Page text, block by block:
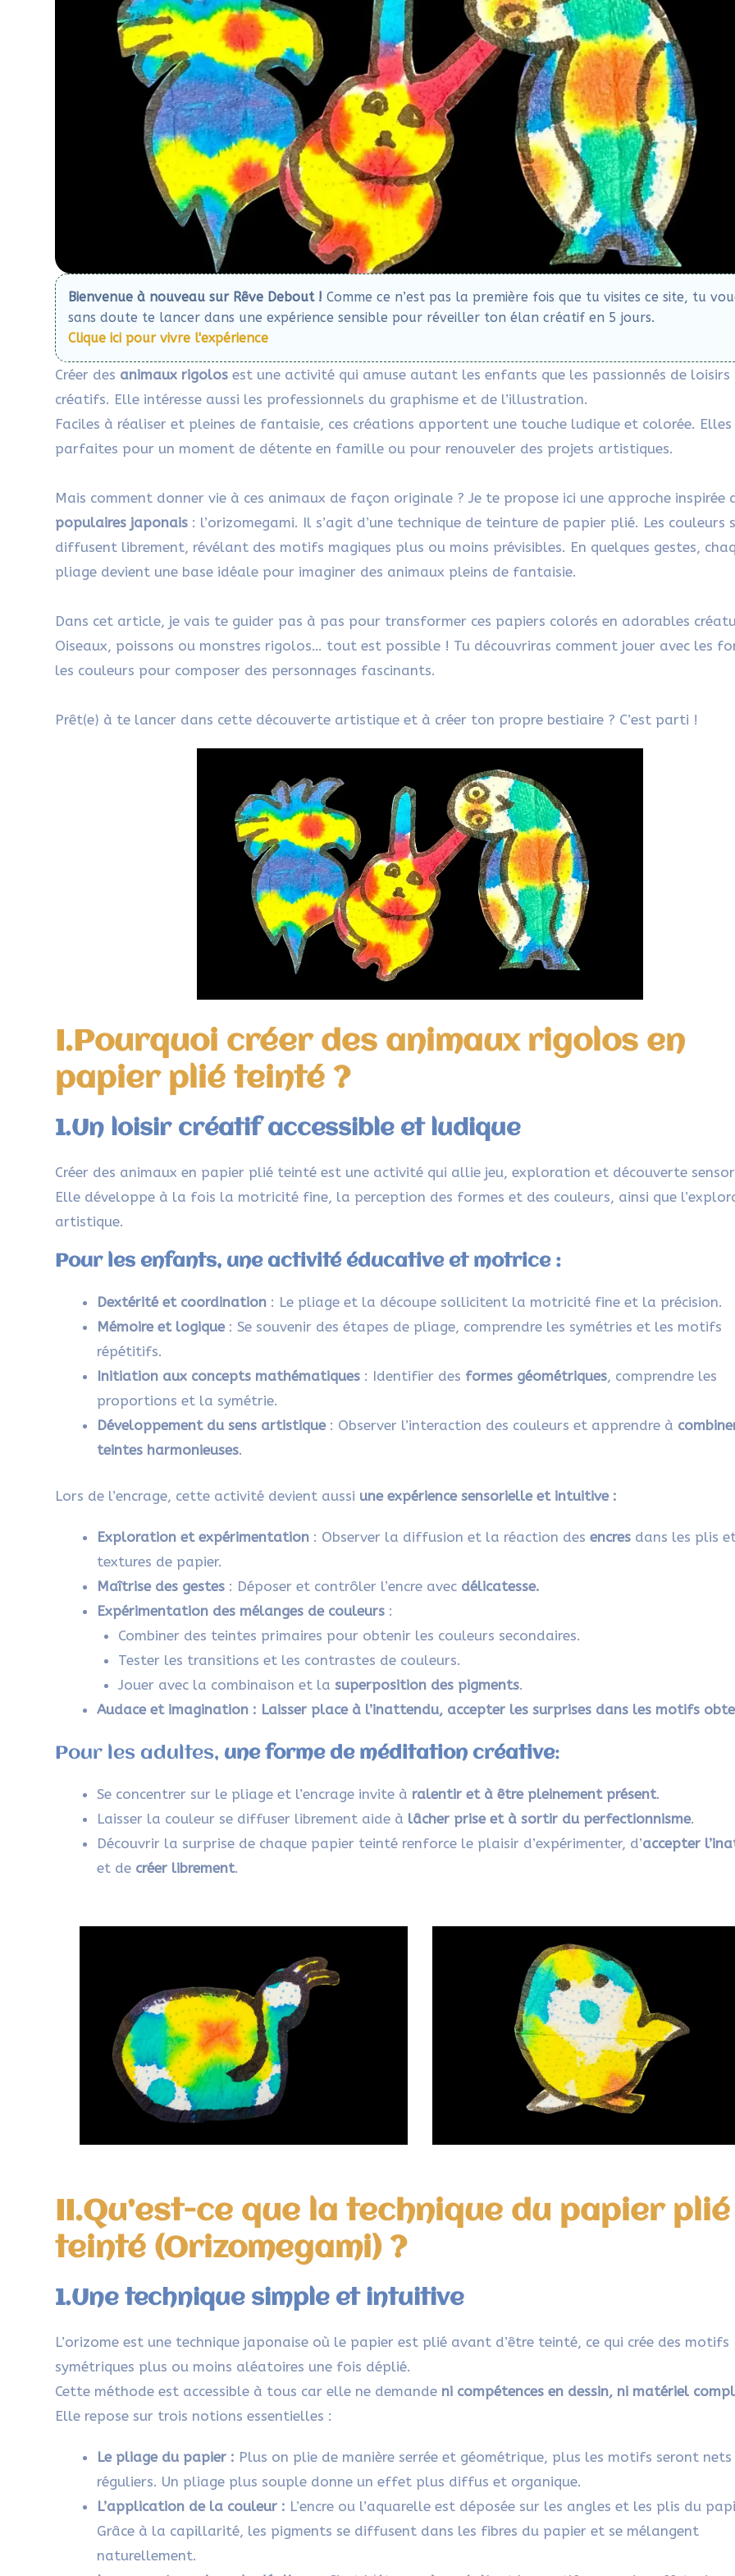
Bienvenue à nouveau sur Rêve Debout ! Comme ce n’est pas la première fois que tu visites ce site, tu
sans doute te lancer dans une expérience sensible pour réveiller ton élan créatif en 5 jours.
Clique ici pour vivre l'expérience
Créer des animaux rigolos est une activité qui amuse autant les enfants que les passionnés de loisirs
créatifs. Elle intéresse aussi les professionnels du graphisme et de l’illustration.
Faciles à réaliser et pleines de fantaisie, ces créations apportent une touche ludique et colorée.
parfaites pour un moment de détente en famille ou pour renouveler des projets artistiques.
Mais comment donner vie à ces animaux de façon originale ? Je te propose ici une approche inspirée
populaires japonais : l’orizomegami. Il s’agit d’une technique de teinture de papier plié. Les couleurs
diffusent librement, révélant des motifs magiques plus ou moins prévisibles. En quelques gestes,
pliage devient une base idéale pour imaginer des animaux pleins de fantaisie.
Dans cet article, je vais te guider pas à pas pour transformer ces papiers colorés en adorables
Oiseaux, poissons ou monstres rigolos… tout est possible ! Tu découvriras comment jouer avec les
les couleurs pour composer des personnages fascinants.
Prêt(e) à te lancer dans cette découverte artistique et à créer ton propre bestiaire ? C’est parti !
I.Pourquoi créer des animaux rigolos en
papier plié teinté ?
1.Un loisir créatif accessible et ludique
Créer des animaux en papier plié teinté est une activité qui allie jeu, exploration et découverte
Elle développe à la fois la motricité fine, la perception des formes et des couleurs, ainsi que
artistique.
Pour les enfants, une activité éducative et motrice :
Dextérité et coordination : Le pliage et la découpe sollicitent la motricité fine et la précision.
Mémoire et logique: Se souvenir des étapes de pliage, comprendre les symétries et les motifs
répétitifs.
Initiation aux concepts mathématiques : Identifier des formes géométriques, comprendre les
proportions et la symétrie.
Développement du sens artistique: Observer l’interaction des couleurs et apprendre à
teintes harmonieuses.
Lors de l’encrage, cette activité devient aussi une expérience sensorielle et intuitive :
Exploration et expérimentation : Observer la diffusion et la réaction des encres dans les plis
textures de papier.
Maîtrise des gestes : Déposer et contrôler l’encre avec délicatesse.
Expérimentation des mélanges de couleurs :
Combiner des teintes primaires pour obtenir les couleurs secondaires.
Tester les transitions et les contrastes de couleurs.
Jouer avec la combinaison et la superposition des pigments.
Audace et imagination : Laisser place à l’inattendu, accepter les surprises dans les motifs
Pour les adultes, une forme de méditation créative:
Se concentrer sur le pliage et l’encrage invite à ralentir et à être pleinement présent.
Laisser la couleur se diffuser librement aide à lâcher prise et à sortir du perfectionnisme.
Découvrir la surprise de chaque papier teinté renforce le plaisir d’expérimenter, d’accepter
et de créer librement.
II.Qu’est-ce que la technique du papier plié
teinté (Orizomegami) ?
1.Une technique simple et intuitive
L’orizome est une technique japonaise où le papier est plié avant d’être teinté, ce qui crée des motifs
symétriques plus ou moins aléatoires une fois déplié.
Cette méthode est accessible à tous car elle ne demande ni compétences en dessin, ni matériel
Elle repose sur trois notions essentielles :
Le pliage du papier : Plus on plie de manière serrée et géométrique, plus les motifs seront
réguliers. Un pliage plus souple donne un effet plus diffus et organique.
L’application de la couleur : L’encre ou l’aquarelle est déposée sur les angles et les plis du
Grâce à la capillarité, les pigments se diffusent dans les fibres du papier et se mélangent
naturellement.